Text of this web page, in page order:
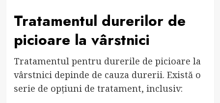
Tratamentul durerilor de
picioare la vârstnici
Tratamentul pentru durerile de picioare la
vârstnici depinde de cauza durerii. Există o
serie de opțiuni de tratament, inclusiv: